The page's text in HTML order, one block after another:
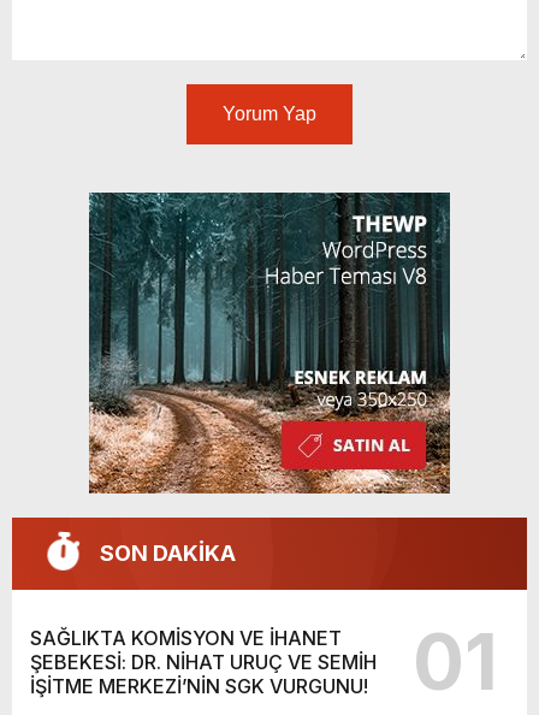
Yorum Yap
SON DAKİKA
SAĞLIKTA KOMİSYON VE İHANET
ŞEBEKESİ: DR. NİHAT URUÇ VE SEMİH
İŞİTME MERKEZİ’NİN SGK VURGUNU!
01